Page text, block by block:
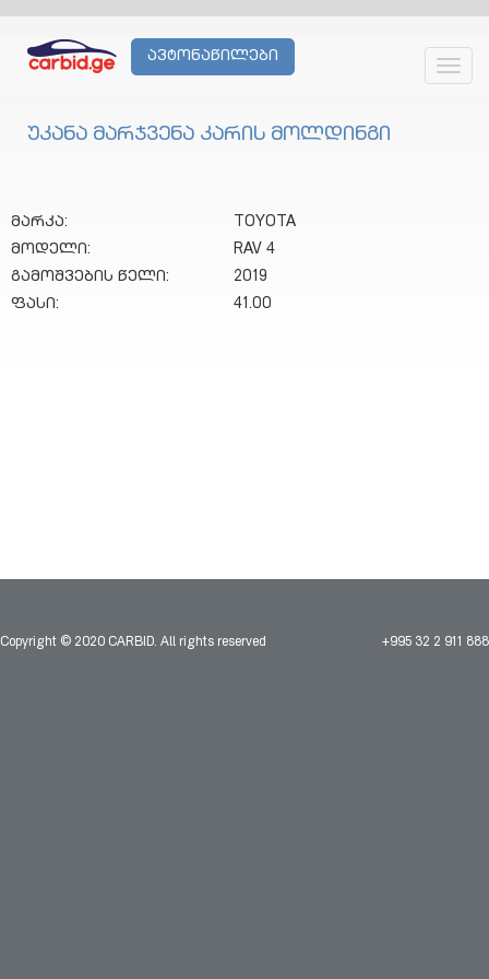
ავტონაწილები
უკანა მარჯვენა კარის მოლდინგი
მარკა:
TOYOTA
მოდელი:
RAV 4
გამოშვების წელი:
2019
ფასი:
41.00
Copyright © 2020 CARBID. All rights reserved +995 32 2 911 888